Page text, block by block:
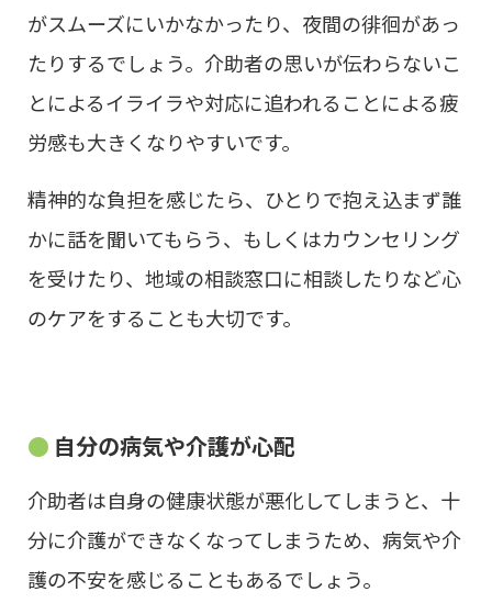
がスムーズにいかなかったり、夜間の徘徊があっ
たりするでしょう。介助者の思いが伝わらないこ
とによるイライラや対応に追われることによる疲
労感も大きくなりやすいです。
精神的な負担を感じたら、ひとりで抱え込まず誰
かに話を聞いてもらう、もしくはカウンセリング
を受けたり、地域の相談窓口に相談したりなど心
のケアをすることも大切です。
自分の病気や介護が心配
介助者は自身の健康状態が悪化してしまうと、十
分に介護ができなくなってしまうため、病気や介
護の不安を感じることもあるでしょう。